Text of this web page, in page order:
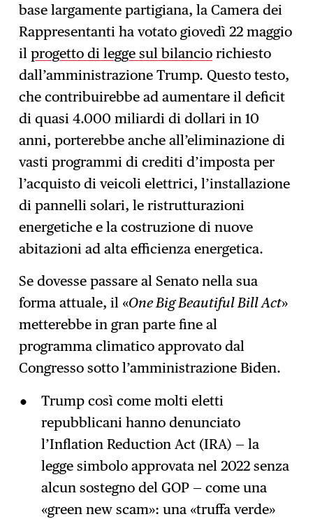
→ Iscrizione
base largamente partigiana, la Camera dei
Rappresentanti ha votato giovedì 22 maggio
ilprogetto di legge sul bilancio richiesto
dall’amministrazione Trump. Questo testo,
che contribuirebbe ad aumentare il deficit
di quasi 4.000 miliardi di dollari in 10
anni, porterebbe anche all’eliminazione di
vasti programmi di crediti d’imposta per
l’acquisto di veicoli elettrici, l’installazione
di pannelli solari, le ristrutturazioni
energetiche e la costruzione di nuove
abitazioni ad alta efficienza energetica.
Se dovesse passare al Senato nella sua
forma attuale, il «One Big Beautiful Bill Act»
metterebbe in gran parte fine al
programma climatico approvato dal
Congresso sotto l’amministrazione Biden.
Trump così come molti eletti
repubblicani hanno denunciato
l’Inflation Reduction Act (IRA) — la
legge simbolo approvata nel 2022 senza
alcun sostegno del GOP — come una
«green new scam»: una «truffa verde»